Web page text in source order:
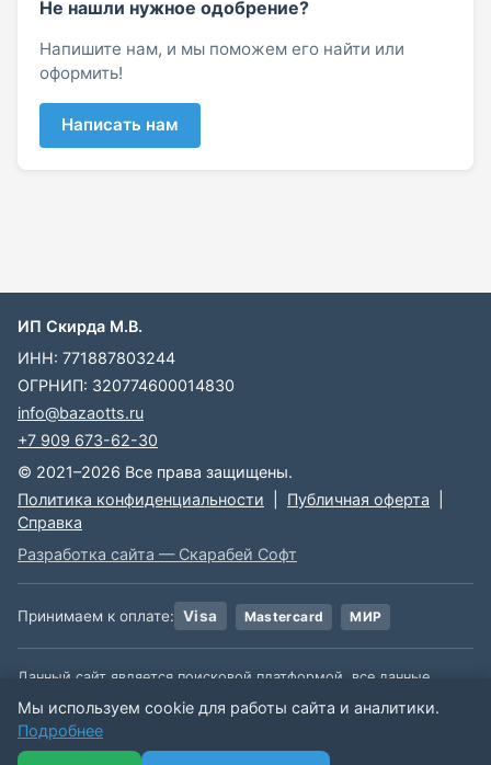
Не нашли нужное одобрение?
Напишите нам, и мы поможем его найти или
оформить!
Написать нам
ИП Скирда М.В.
ИНН: 771887803244
ОГРНИП: 320774600014830
info@bazaotts.ru
+7 909 673-62-30
© 2021–2026 Все права защищены.
Политика конфиденциальности
Публичная оферта
Справка
Разработка сайта — Скарабей Софт
Принимаем к оплате: Visa Mastercard МИР
Данный сайт является поисковой платформой, все данные,
размещенные на сайте, взяты из открытых источников. Мы не
несем ответственности за содержимое данной информации.
Мы используем cookie для работы сайта и аналитики.
Подробнее